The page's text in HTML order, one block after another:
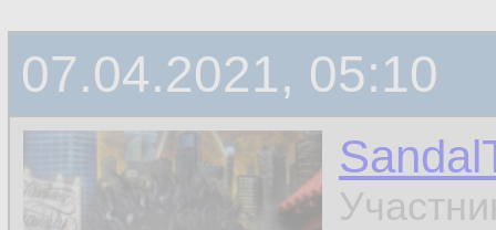
07.04.2021, 05:10